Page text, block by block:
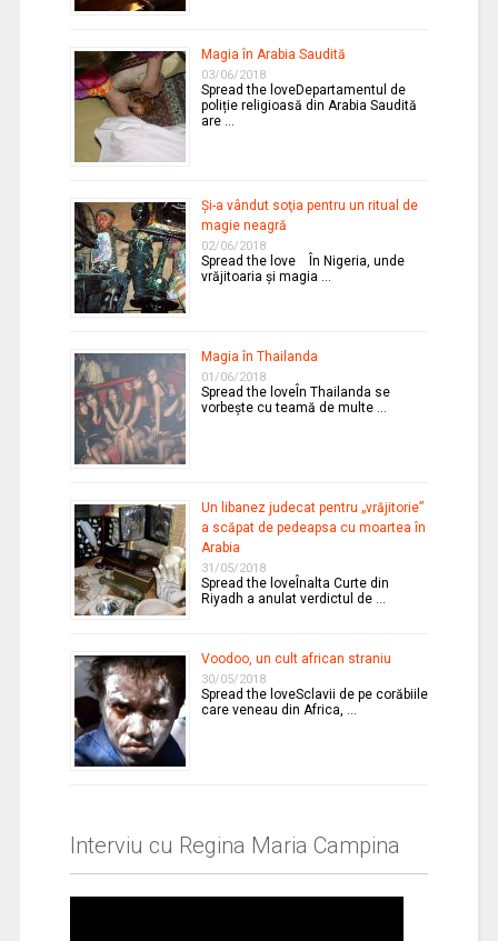
Magia în Arabia Saudită
03/06/2018
Spread the loveDepartamentul de
poliție religioasă din Arabia Saudită
are …
Şi-a vândut soţia pentru un ritual de
magie neagră
02/06/2018
Spread the love În Nigeria, unde
vrăjitoaria şi magia …
Magia în Thailanda
01/06/2018
Spread the loveÎn Thailanda se
vorbeşte cu teamă de multe …
Un libanez judecat pentru „vrăjitorie”
a scăpat de pedeapsa cu moartea în
Arabia
31/05/2018
Spread the loveÎnalta Curte din
Riyadh a anulat verdictul de …
Voodoo, un cult african straniu
30/05/2018
Spread the loveSclavii de pe corăbiile
care veneau din Africa, …
Interviu cu Regina Maria Campina